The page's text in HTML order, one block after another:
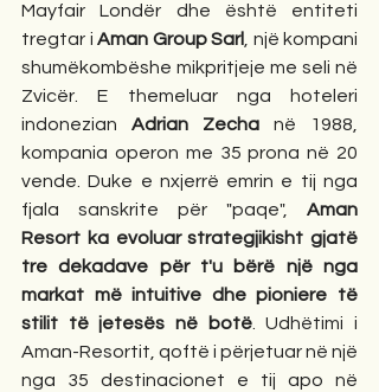
Mayfair Londër dhe është entiteti
tregtar i Aman Group Sarl, një kompani
shumëkombëshe mikpritjeje me seli në
Zvicër. E themeluar nga hoteleri
indonezian Adrian Zecha në 1988,
kompania operon me 35 prona në 20
vende. Duke e nxjerrë emrin e tij nga
fjala sanskrite për "paqe", Aman
Resort ka evoluar strategjikisht gjatë
tre dekadave për t'u bërë një nga
markat më intuitive dhe pioniere të
stilit të jetesës në botë. Udhëtimi i
Aman-Resortit, qoftë i përjetuar në një
nga 35 destinacionet e tij apo në